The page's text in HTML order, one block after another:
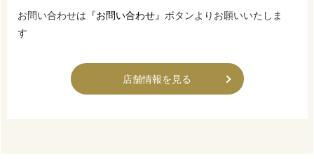
お問い合わせは 『お問い合わせ』 ボタンよりお願いいたしま
す
店舗情報を見る